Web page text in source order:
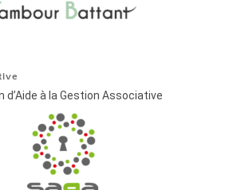
d’Aide à la Gestion Associative